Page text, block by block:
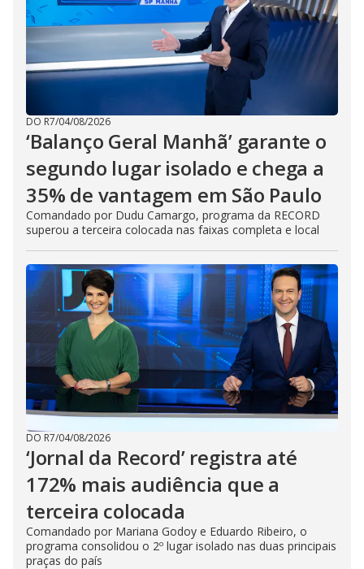
DO R7/04/08/2026
‘Balanço Geral Manhã’ garante o
segundo lugar isolado e chega a
35% de vantagem em São Paulo
Comandado por Dudu Camargo, programa da RECORD
superou a terceira colocada nas faixas completa e local
DO R7/04/08/2026
‘Jornal da Record’ registra até
172% mais audiência que a
terceira colocada
Comandado por Mariana Godoy e Eduardo Ribeiro, o
programa consolidou o 2º lugar isolado nas duas principais
praças do país